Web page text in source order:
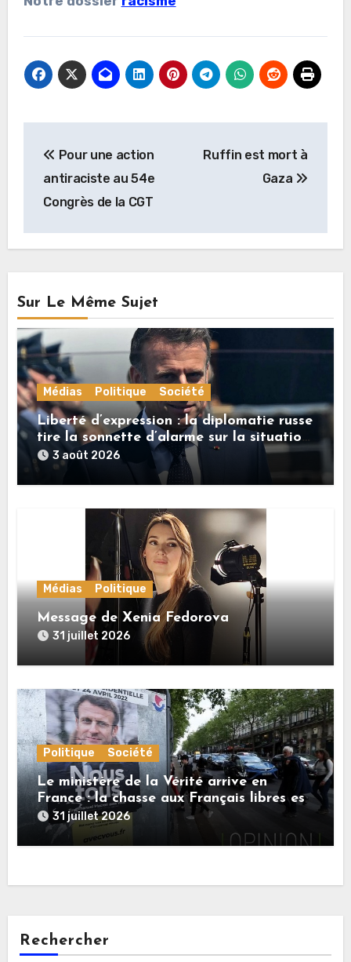
de
l’article
Pour une action
antiraciste au 54e
Congrès de la CGT
Ruffin est mort à
Gaza
Sur Le Même Sujet
Médias Politique Société
Liberté d’expression : la diplomatie russe
tire la sonnette d’alarme sur la situation
en France
3 août 2026
Médias Politique
Message de Xenia Fedorova
31 juillet 2026
Politique Société
Le ministère de la Vérité arrive en
France : la chasse aux Français libres est
ouverte
31 juillet 2026
Rechercher